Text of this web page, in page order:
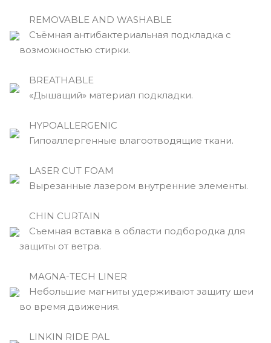
REMOVABLE AND WASHABLE
Съёмная антибактериальная подкладка с
возможностью стирки.
BREATHABLE
«Дышащий» материал подкладки.
HYPOALLERGENIC
Гипоаллергенные влагоотводящие ткани.
LASER CUT FOAM
Вырезанные лазером внутренние элементы.
CHIN CURTAIN
Съемная вставка в области подбородка для
защиты от ветра.
MAGNA-TECH LINER
Небольшие магниты удерживают защиту шеи
во время движения.
LINKIN RIDE PAL